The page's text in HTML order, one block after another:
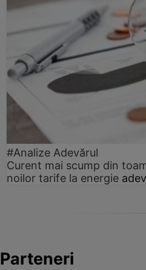
#Analize Adevărul
Curent mai scump din
noilor tarife la energie
Parteneri